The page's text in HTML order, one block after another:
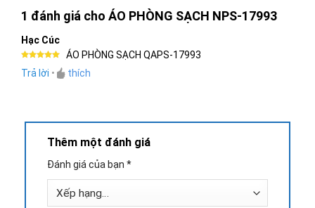
1 đánh giá cho ÁO PHÒNG SẠCH NPS-17993
Hạc Cúc
hạng55
ÁO PHÒNG SẠCH QAPS-17993
Trả lời • thích
Thêm một đánh giá
Đánh giá của bạn *